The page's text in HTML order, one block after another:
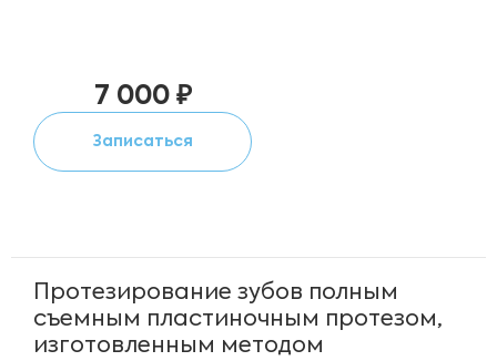
7 000 ₽
Записаться
Протезирование зубов полным
съемным пластиночным протезом,
изготовленным методом